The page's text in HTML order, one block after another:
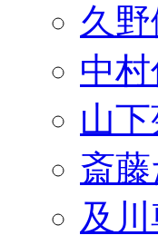
久
中
山
斎
及